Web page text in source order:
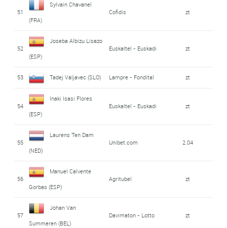
51
Sylvain Chavanel
(FRA)
Cofidis zt
52
Joseba Albizu Lisazo
(ESP)
Euskaltel - Euskadi zt
53 Tadej Valjavec (SLO) Lampre - Fondital zt
54
Inaki Isasi Flores
(ESP)
Euskaltel - Euskadi zt
55
Laurens Ten Dam
(NED)
Unibet.com 2.04
56
Manuel Calvente
Gorbas (ESP)
Agritubel zt
57
Johan Van
Summeren (BEL)
Davimaton - Lotto zt